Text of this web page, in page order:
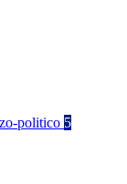
politico 5